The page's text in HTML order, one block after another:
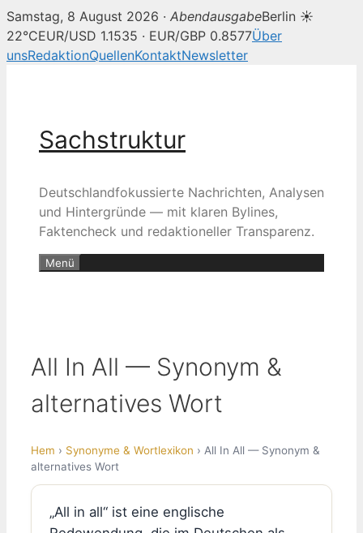
Samstag, 8 August 2026 · AbendausgabeBerlin ☀
22°CEUR/USD 1.1535 · EUR/GBP 0.8577Über
unsRedaktionQuellenKontaktNewsletter
Sachstruktur
Deutschlandfokussierte Nachrichten, Analysen
und Hintergründe — mit klaren Bylines,
Faktencheck und redaktioneller Transparenz.
Menü
All In All — Synonym &
alternatives Wort
Hem › Synonyme & Wortlexikon › All In All — Synonym &
alternatives Wort
„All in all“ ist eine englische